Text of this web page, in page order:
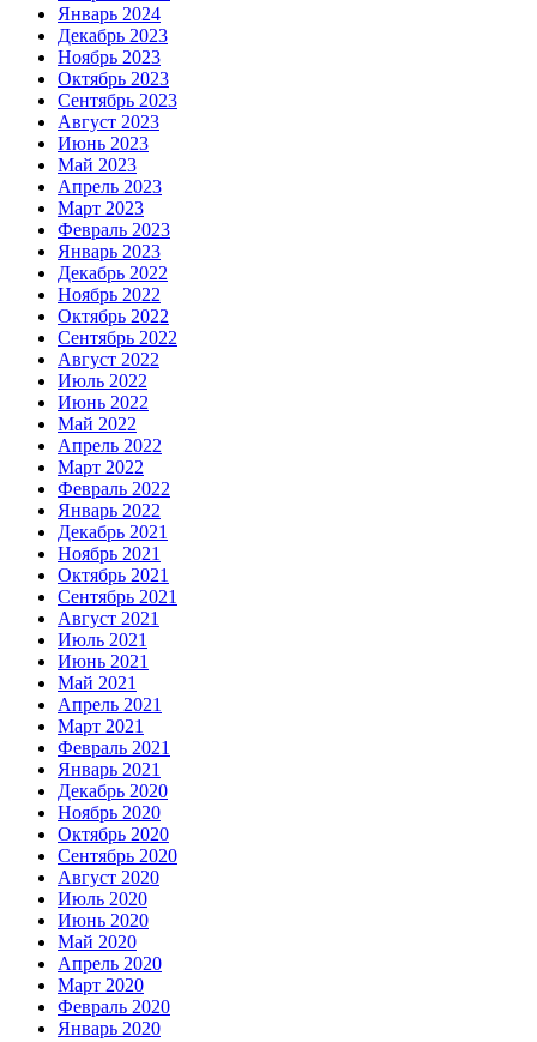
Январь 2024
Декабрь 2023
Ноябрь 2023
Октябрь 2023
Сентябрь 2023
Август 2023
Июнь 2023
Май 2023
Апрель 2023
Март 2023
Февраль 2023
Январь 2023
Декабрь 2022
Ноябрь 2022
Октябрь 2022
Сентябрь 2022
Август 2022
Июль 2022
Июнь 2022
Май 2022
Апрель 2022
Март 2022
Февраль 2022
Январь 2022
Декабрь 2021
Ноябрь 2021
Октябрь 2021
Сентябрь 2021
Август 2021
Июль 2021
Июнь 2021
Май 2021
Апрель 2021
Март 2021
Февраль 2021
Январь 2021
Декабрь 2020
Ноябрь 2020
Октябрь 2020
Сентябрь 2020
Август 2020
Июль 2020
Июнь 2020
Май 2020
Апрель 2020
Март 2020
Февраль 2020
Январь 2020